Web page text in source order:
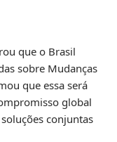
que o Brasil
sobre Mudanças
que essa será
global
conjuntas